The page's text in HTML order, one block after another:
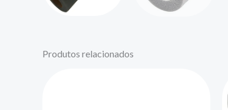
Produtos relacionados